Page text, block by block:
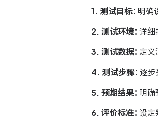
1. 测试目标： 明确
2. 测试环境： 详细
3. 测试数据： 定义
4. 测试步骤： 逐步
5. 预期结果： 明确
6. 评价标准： 设定